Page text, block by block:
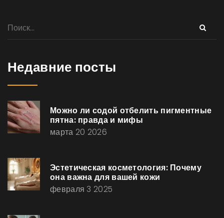
Недавние посты
Можно ли содой отбелить пигментные
пятна: правда и мифы
марта 20 2026
Эстетическая косметология: Почему
она важна для вашей кожи
февраля 3 2025